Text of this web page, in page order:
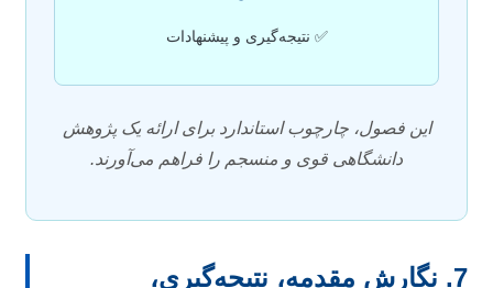
✅ نتیجه‌گیری و پیشنهادات
این فصول، چارچوب استاندارد برای ارائه یک پژوهش
دانشگاهی قوی و منسجم را فراهم می‌آورند.
7. نگارش مقدمه، نتیجه‌گیری،